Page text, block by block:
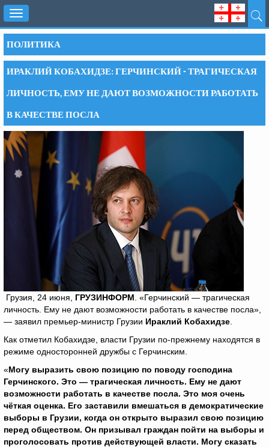
Toggle
navigation
ПОЛИТИКА
ИРАКЛИЙ КОБАХИДЗЕ: ГЕРЧИНСКИЙ - ТРАГИЧЕСКАЯ
ЛИЧНОСТЬ, ЕМУ НЕ ДАЮТ ВОЗМОЖНОСТИ РАБОТАТЬ
В КАЧЕСТВЕ ПОСЛА
Грузия, 24 июня, ГРУЗИНФОРМ . «Герчинский — трагическая
личность. Ему не дают возможности работать в качестве посла»,
— заявил премьер-министр Грузии Ираклий Кобахидзе
Как отметил Кобахидзе, власти Грузии по-прежнему находятся в
режиме односторонней дружбы с Герчинским.
«Могу выразить свою позицию по поводу господина
Герчинского. Это — трагическая личность. Ему не дают
возможности работать в качестве посла. Это моя очень
чёткая оценка. Его заставили вмешаться в демократические
выборы в Грузии, когда он открыто выразил свою позицию
перед обществом. Он призывал граждан пойти на выборы и
проголосовать против действующей власти. Могу сказать